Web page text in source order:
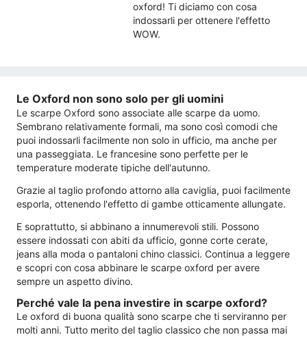
oxford! Ti diciamo con cosa
indossarli per ottenere l'effetto
WOW.
Le Oxford non sono solo per gli uomini
Le scarpe Oxford sono associate alle scarpe da uomo.
Sembrano relativamente formali, ma sono così comodi che
puoi indossarli facilmente non solo in ufficio, ma anche per
una passeggiata. Le francesine sono perfette per le
temperature moderate tipiche dell'autunno.
Grazie al taglio profondo attorno alla caviglia, puoi facilmente
esporla, ottenendo l'effetto di gambe otticamente allungate.
E soprattutto, si abbinano a innumerevoli stili. Possono
essere indossati con abiti da ufficio, gonne corte cerate,
jeans alla moda o pantaloni chino classici. Continua a leggere
e scopri con cosa abbinare le scarpe oxford per avere
sempre un aspetto divino.
Perché vale la pena investire in scarpe oxford?
Le oxford di buona qualità sono scarpe che ti serviranno per
molti anni. Tutto merito del taglio classico che non passa mai